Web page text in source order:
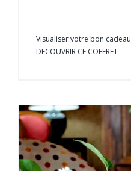
Visualiser votre bon cadeau
DECOUVRIR CE COFFRET